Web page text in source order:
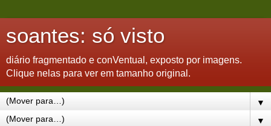
soantes: só visto
diário fragmentado e conVentual, exposto por imagens.
Clique nelas para ver em tamanho original.
▼
▼